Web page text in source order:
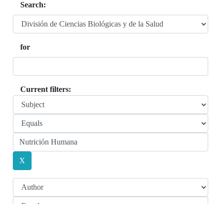
Search:
for
Current filters: